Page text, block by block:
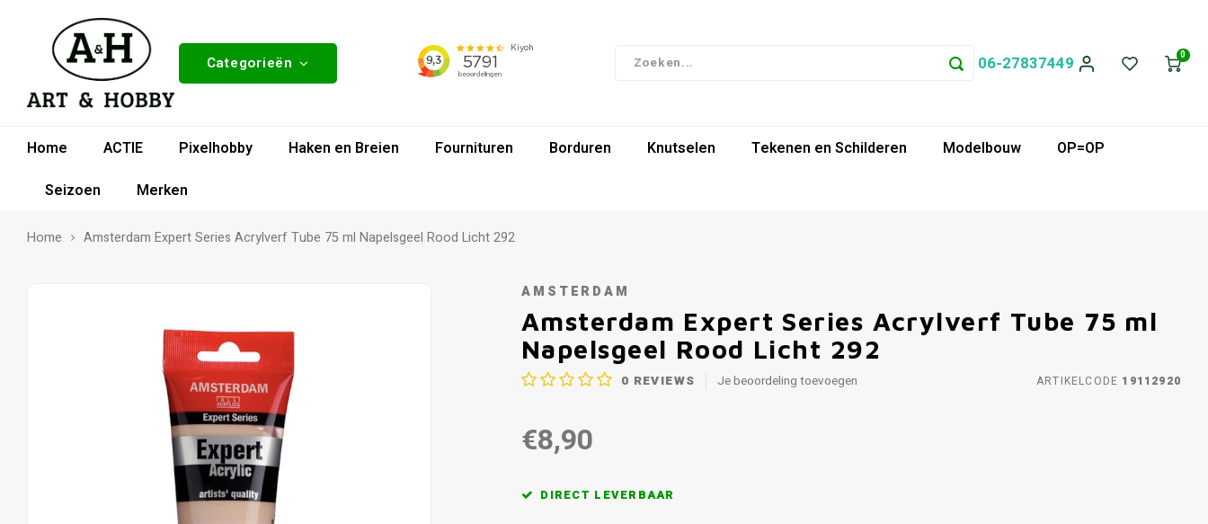
Categorieën 06-27837449 0
Home ACTIE Pixelhobby Haken en Breien Fournituren Borduren Knutselen Tekenen en Schilderen Modelbouw
OP=OP
Seizoen
Merken
Home Amsterdam Expert Series Acrylverf Tube 75 ml Napelsgeel Rood Licht 292
AMSTERDAM
Amsterdam Expert Series Acrylverf Tube 75 ml
Napelsgeel Rood Licht 292
0 REVIEWS Je beoordeling toevoegen ARTIKELCODE 19112920
€8,90
DIRECT LEVERBAAR